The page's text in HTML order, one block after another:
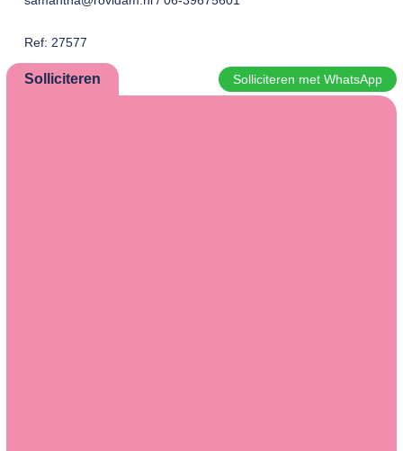
Ref: 27577
Solliciteren Solliciteren met WhatsApp